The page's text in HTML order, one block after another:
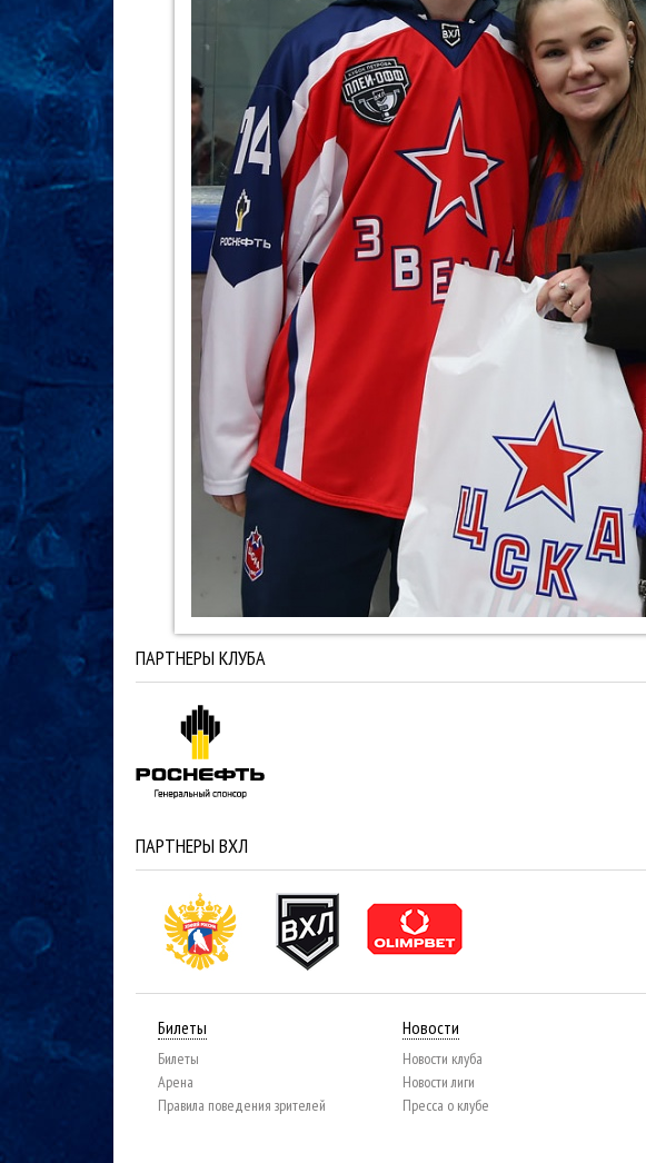
ПАРТНЕРЫ КЛУБА
ПАРТНЕРЫ ВХЛ
Билеты
Билеты
Арена
Правила поведения зрителей
Новости
Новости клуба
Новости лиги
Пресса о клубе